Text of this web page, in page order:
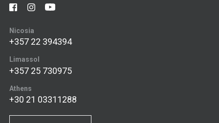
Nicosia
+357 22 394394
Limassol
+357 25 730975
Athens
+30 21 03311288